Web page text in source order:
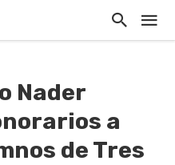
Nader
a
de Tres